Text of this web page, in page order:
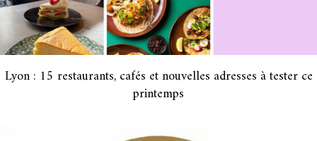
Lyon : 15 restaurants, cafés et nouvelles adresses à tester ce
printemps